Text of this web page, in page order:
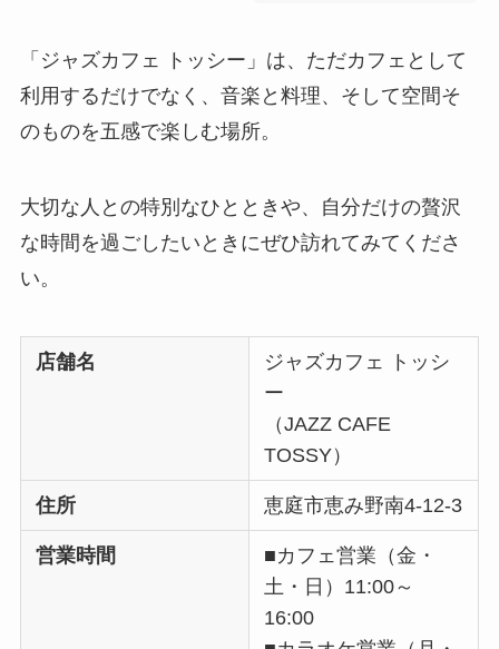
「ジャズカフェ トッシー」は、ただカフェとして
利用するだけでなく、音楽と料理、そして空間そ
のものを五感で楽しむ場所。
大切な人との特別なひとときや、自分だけの贅沢
な時間を過ごしたいときにぜひ訪れてみてくださ
い。
店舗名
ジャズカフェ トッシ
ー
（JAZZ CAFE
TOSSY）
住所 恵庭市恵み野南4-12-3
営業時間
■カフェ営業（金・
土・日）11:00～
16:00